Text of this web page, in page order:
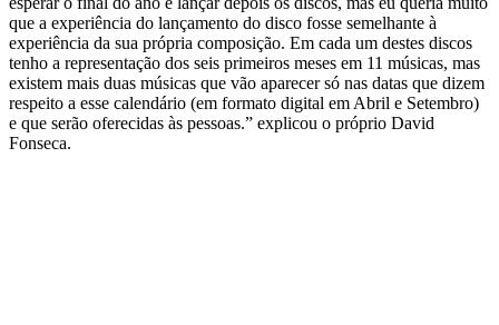
que a experiência do lançamento do disco fosse semelhante à
experiência da sua própria composição. Em cada um destes discos
tenho a representação dos seis primeiros meses em 11 músicas, mas
existem mais duas músicas que vão aparecer só nas datas que dizem
respeito a esse calendário (em formato digital em Abril e Setembro)
e que serão oferecidas às pessoas.” explicou o próprio David
Fonseca.